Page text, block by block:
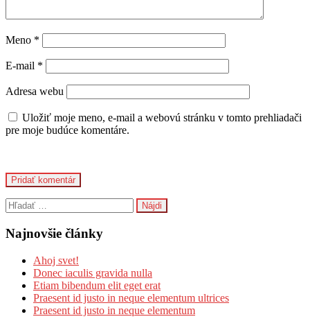
Meno *
E-mail *
Adresa webu
Uložiť moje meno, e-mail a webovú stránku v tomto prehliadači
pre moje budúce komentáre.
Hľadať:
Najnovšie články
Ahoj svet!
Donec iaculis gravida nulla
Etiam bibendum elit eget erat
Praesent id justo in neque elementum ultrices
Praesent id justo in neque elementum